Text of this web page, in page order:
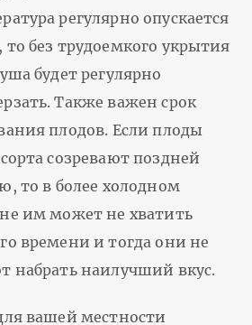
регулярно опускается
без трудоемкого укрытия
будет регулярно
Также важен срок
плодов. Если плоды
созревают поздней
то в более холодном
им может не хватить
времени и тогда они не
набрать наилучший вкус.
вашей местности